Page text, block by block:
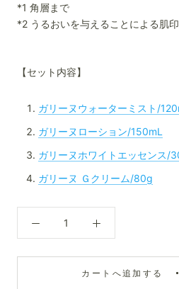
*1 角層まで
*2 うるおいを与えることによる肌
【セット内容】
ガリーヌウォーターミスト/
ガリーヌローション/150mL
ガリーヌホワイトエッセンス/
ガリーヌ Ｇクリーム/80g
カートへ追加する